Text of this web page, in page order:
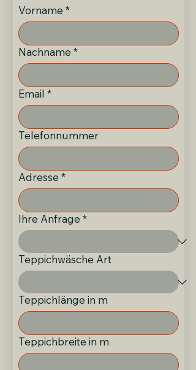
Vorname *
Nachname *
Email *
Telefonnummer
Adresse *
Ihre Anfrage *
Teppichwäsche Art
Teppichlänge in m
Teppichbreite in m